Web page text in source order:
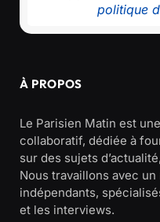
politique
À PROPOS
Le Parisien Matin est
collaboratif, dédiée à
sur des sujets
Nous travaillons avec
indépendants,
et les interviews.